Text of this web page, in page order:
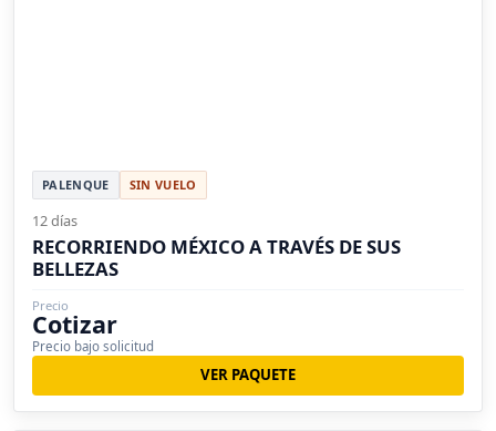
PALENQUE SIN VUELO
12 días
RECORRIENDO MÉXICO A TRAVÉS DE SUS
BELLEZAS
Precio
Cotizar
Precio bajo solicitud
VER PAQUETE